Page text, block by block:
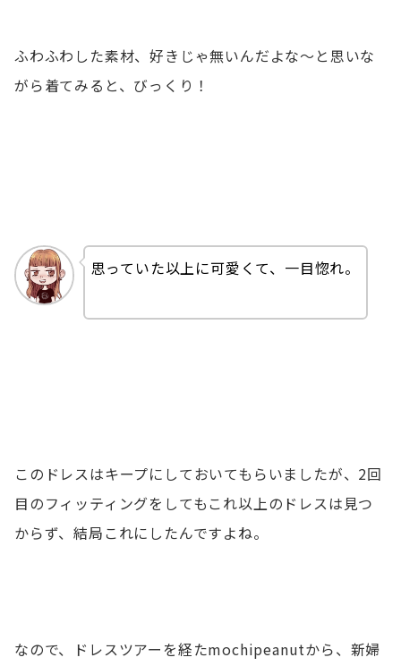
ふわふわした素材、好きじゃ無いんだよな〜と思いな
がら着てみると、びっくり！
思っていた以上に可愛くて、一目惚れ。
このドレスはキープにしておいてもらいましたが、2回
目のフィッティングをしてもこれ以上のドレスは見つ
からず、結局これにしたんですよね。
なので、ドレスツアーを経たmochipeanutから、新婦